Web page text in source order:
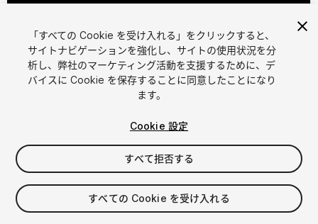
クッキーの設定
1/ 15
$59
「すべての Cookie を受け入れる」をクリックすると、
サイトナビゲーションを強化し、サイトの使用状況を分
析し、弊社のマーケティング活動を支援するために、デ
バイスに Cookie を保存することに同意したことになり
ます。
Cookie 設定
すべて拒否する
すべての Cookie を受け入れる